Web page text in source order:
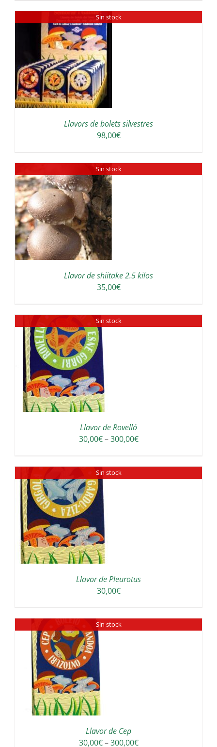
Sin stock
Llavors de bolets silvestres
98,00€
Sin stock
Llavor de shiitake 2.5 kilos
35,00€
Sin stock
Llavor de Rovelló
30,00€ – 300,00€Interval
Sin stock
Llavor de Pleurotus
30,00€
Sin stock
Llavor de Cep
30,00€ – 300,00€Interval